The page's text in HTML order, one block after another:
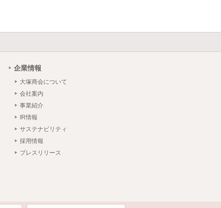
企業情報
大塚商会について
会社案内
事業紹介
IR情報
サステナビリティ
採用情報
プレスリリース